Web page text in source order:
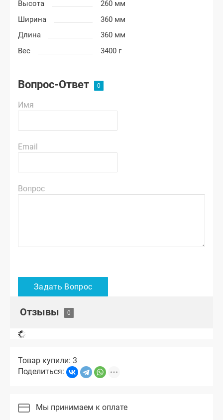
Высота
260 мм
Ширина
360 мм
Длина
360 мм
Вес
3400 г
Вопрос-Ответ
Имя
Email
Вопрос
Отзывы
Товар купили: 3
Поделиться:
Мы принимаем к оплате